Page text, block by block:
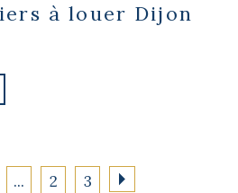
à louer Dijon
... 2 3